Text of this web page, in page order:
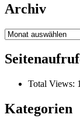
Archiv
Archiv
Total Views:
Kategorien